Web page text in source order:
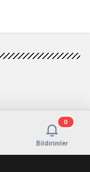
Bildirimler
0